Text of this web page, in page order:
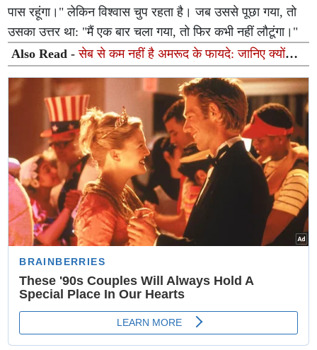
पास रहूंगा।" लेकिन विश्वास चुप रहता है। जब उससे पूछा गया, तो
उसका उत्तर था: "मैं एक बार चला गया, तो फिर कभी नहीं लौटूंगा।"
Also Read -सेब से कम नहीं है अमरूद के फायदे: जानिए क्यों
रोज अमरूद खाने की सलाह देते हैं डॉक्टर्स